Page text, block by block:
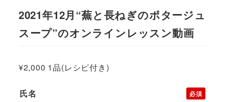
2021年12月“蕪と長ねぎのポタージュ
スープ”のオンラインレッスン動画
¥2,000 1品(レシピ付き)
必須
氏名